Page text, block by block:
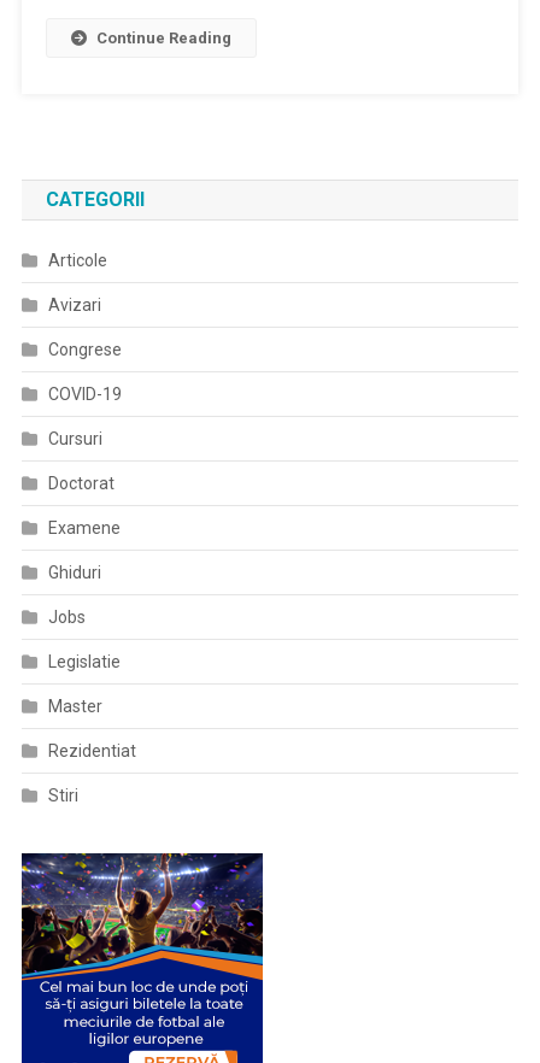
Conferinței
Centrat
De
Continue Reading
CATEGORII
Articole
Avizari
Congrese
COVID-19
Cursuri
Doctorat
Examene
Ghiduri
Jobs
Legislatie
Master
Rezidentiat
Stiri